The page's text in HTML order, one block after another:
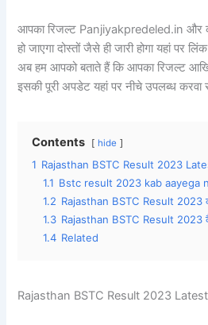
आपका रिजल्ट Panjiyakpredeled.in और
हो जाएगा दोस्तों जैसे ही जारी होगा यहां पर
अब हम आपको बताते हैं कि आपका रिजल्ट
इसकी पूरी अपडेट यहां पर नीचे उपलब्ध करवा
Contents hide
1 Rajasthan BSTC Result 2023
1.1 Bstc result 2023 kab aayega
1.2 Rajasthan BSTC Result 2023
1.3 Rajasthan BSTC Result
1.4 Related
Rajasthan BSTC Result 2023